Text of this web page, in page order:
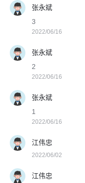
张永斌
3
2022/06/16
张永斌
2
2022/06/16
张永斌
1
2022/06/16
江伟忠
2022/06/02
江伟忠